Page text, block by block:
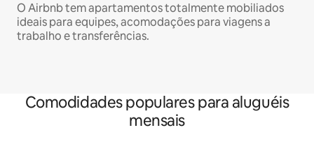
O Airbnb tem apartamentos totalmente mobiliados
ideais para equipes, acomodações para viagens a
trabalho e transferências.
Comodidades populares para aluguéis
mensais